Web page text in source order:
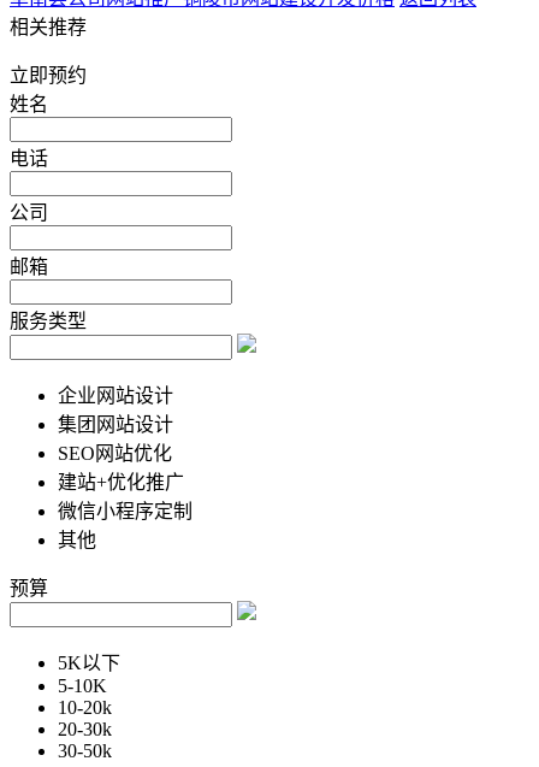
相关推荐
立即预约
姓名
电话
公司
邮箱
服务类型
企业网站设计
集团网站设计
SEO网站优化
建站+优化推广
微信小程序定制
其他
预算
5K以下
5-10K
10-20k
20-30k
30-50k